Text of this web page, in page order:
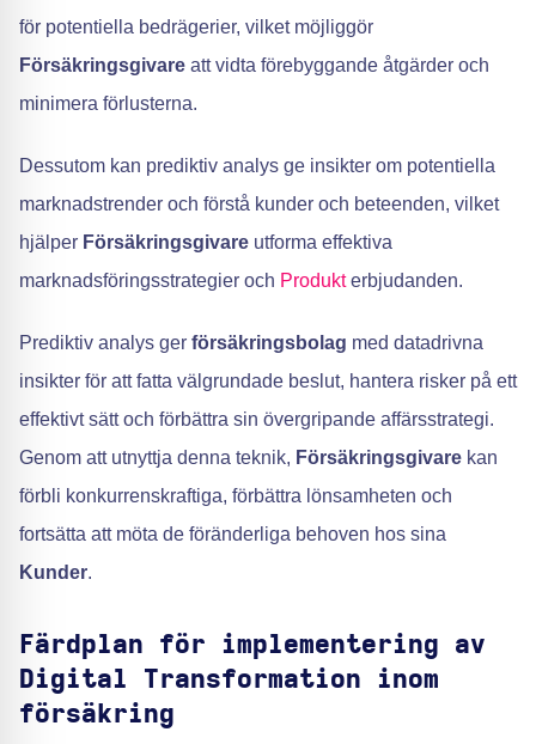
för potentiella bedrägerier, vilket möjliggör
Försäkringsgivare att vidta förebyggande åtgärder och
minimera förlusterna.
Dessutom kan prediktiv analys ge insikter om potentiella
marknadstrender och förstå kunder och beteenden, vilket
hjälper Försäkringsgivare utforma effektiva
marknadsföringsstrategier och Produkterbjudanden.
Prediktiv analys ger försäkringsbolag med datadrivna
insikter för att fatta välgrundade beslut, hantera risker på ett
effektivt sätt och förbättra sin övergripande affärsstrategi.
Genom att utnyttja denna teknik, Försäkringsgivare kan
förbli konkurrenskraftiga, förbättra lönsamheten och
fortsätta att möta de föränderliga behoven hos sina
Kunder.
Färdplan för implementering av
Digital Transformation inom
försäkring